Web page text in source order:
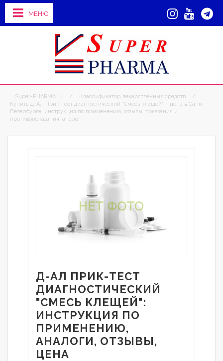
МЕНЮ
Super-PHARMA.ru / Классификатор лекарственных средств
/
Купить Д-АЛ Прик-тест диагностический "Смесь клещей" – цена в Санкт-
Петербурге, инструкция по применению, отзывы, показания и
противопоказания, аналог
Д-АЛ ПРИК-ТЕСТ
ДИАГНОСТИЧЕСКИЙ
"СМЕСЬ КЛЕЩЕЙ":
ИНСТРУКЦИЯ ПО
ПРИМЕНЕНИЮ,
АНАЛОГИ, ОТЗЫВЫ,
ЦЕНА